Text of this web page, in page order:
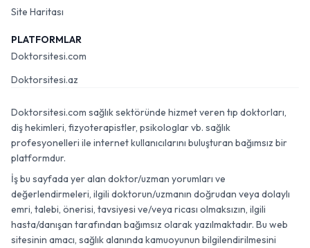
Site Haritası
PLATFORMLAR
Doktorsitesi.com
Doktorsitesi.az
Doktorsitesi.com sağlık sektöründe hizmet veren tıp doktorları,
diş hekimleri, fizyoterapistler, psikologlar vb. sağlık
profesyonelleri ile internet kullanıcılarını buluşturan bağımsız bir
platformdur.
İş bu sayfada yer alan doktor/uzman yorumları ve
değerlendirmeleri, ilgili doktorun/uzmanın doğrudan veya dolaylı
emri, talebi, önerisi, tavsiyesi ve/veya ricası olmaksızın, ilgili
hasta/danışan tarafından bağımsız olarak yazılmaktadır. Bu web
sitesinin amacı, sağlık alanında kamuoyunun bilgilendirilmesini